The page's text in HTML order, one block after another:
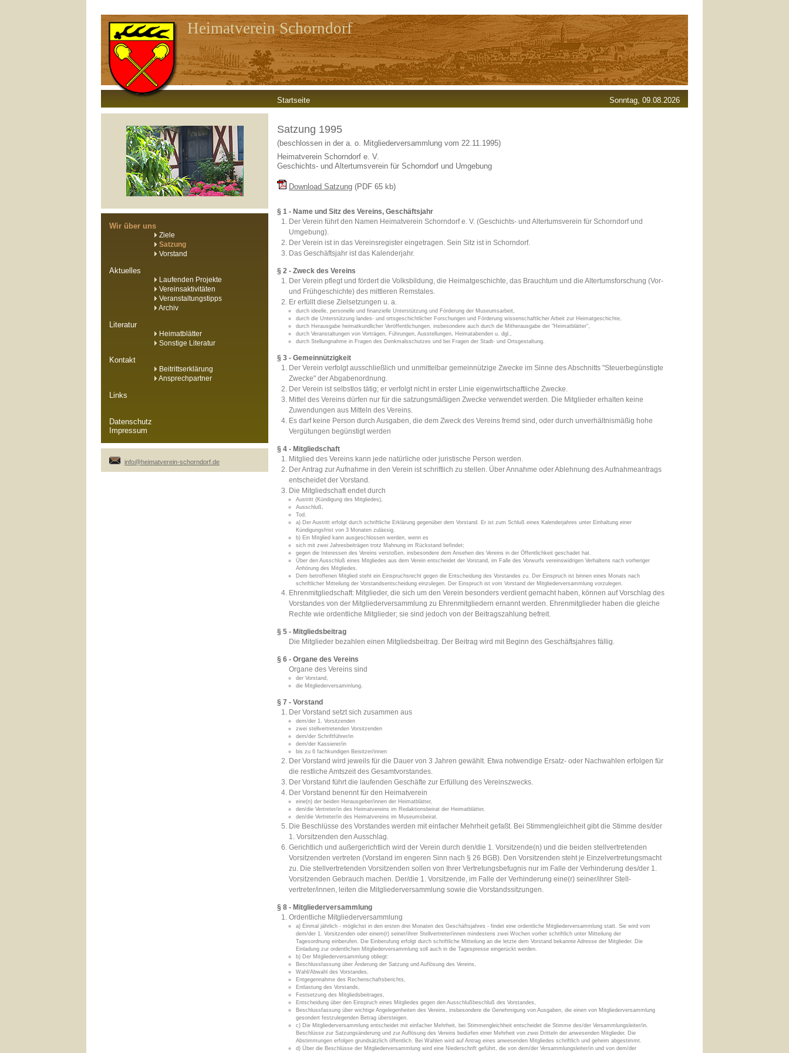
Heimatverein Schorndorf
Startseite Sonntag, 09.08.2026
Wir über uns
Ziele
Satzung
Vorstand
Aktuelles
Laufenden Projekte
Vereinsaktivitäten
Veranstaltungstipps
Archiv
Literatur
Heimatblätter
Sonstige Literatur
Kontakt
Beitrittserklärung
Ansprechpartner
Links
Datenschutz
Impressum
info@heimatverein-schorndorf.de
Satzung 1995
(beschlossen in der a. o. Mitgliederversammlung vom 22.11.1995)
Heimatverein Schorndorf e. V.
Geschichts- und Altertumsverein für Schorndorf und Umgebung
Download Satzung (PDF 65 kb)
§ 1 - Name und Sitz des Vereins, Geschäftsjahr
Der Verein führt den Namen Heimatverein Schorndorf e. V. (Geschichts- und Altertumsverein für Schorndorf und
Umgebung).
Der Verein ist in das Vereinsregister eingetragen. Sein Sitz ist in Schorndorf.
Das Geschäftsjahr ist das Kalenderjahr.
§ 2 - Zweck des Vereins
Der Verein pflegt und fördert die Volksbildung, die Heimatgeschichte, das Brauchtum und die Altertumsforschung (Vor-
und Frühgeschichte) des mittleren Remstales.
Er erfüllt diese Zielsetzungen u. a.
durch ideelle, personelle und finanzielle Unterstützung und Förderung der Museumsarbeit,
durch die Unterstützung landes- und ortsgeschichtlicher Forschungen und Förderung wissenschaftlicher Arbeit zur Heimatgeschichte,
durch Herausgabe heimatkundlicher Veröffentlichungen, insbesondere auch durch die Mitherausgabe der "Heimatblätter",
durch Veranstaltungen von Vorträgen, Führungen, Ausstellungen, Heimatabenden u. dgl.,
durch Stellungnahme in Fragen des Denkmalsschutzes und bei Fragen der Stadt- und Ortsgestaltung.
§ 3 - Gemeinnützigkeit
Der Verein verfolgt ausschließlich und unmittelbar gemeinnützige Zwecke im Sinne des Abschnitts "Steuerbegünstigte
Zwecke" der Abgabenordnung.
Der Verein ist selbstlos tätig; er verfolgt nicht in erster Linie eigenwirtschaftliche Zwecke.
Mittel des Vereins dürfen nur für die satzungsmäßigen Zwecke verwendet werden. Die Mitglieder erhalten keine
Zuwendungen aus Mitteln des Vereins.
Es darf keine Person durch Ausgaben, die dem Zweck des Vereins fremd sind, oder durch unverhältnismäßig hohe
Vergütungen begünstigt werden
§ 4 - Mitgliedschaft
Mitglied des Vereins kann jede natürliche oder juristische Person werden.
Der Antrag zur Aufnahme in den Verein ist schriftlich zu stellen. Über Annahme oder Ablehnung des Aufnahmeantrags
entscheidet der Vorstand.
Die Mitgliedschaft endet durch
Austritt (Kündigung des Mitgliedes),
Ausschluß,
Tod.
a) Der Austritt erfolgt durch schriftliche Erklärung gegenüber dem Vorstand. Er ist zum Schluß eines Kalenderjahres unter Einhaltung einer
Kündigungsfrist von 3 Monaten zulässig.
b) Ein Mitglied kann ausgeschlossen werden, wenn es
sich mit zwei Jahresbeiträgen trotz Mahnung im Rückstand befindet;
gegen die Interessen des Vereins verstoßen, insbesondere dem Ansehen des Vereins in der Öffentlichkeit geschadet hat.
Über den Ausschluß eines Mitgliedes aus dem Verein entscheidet der Vorstand, im Falle des Vorwurfs vereinswidrigen Verhaltens nach vorheriger
Anhörung des Mitgliedes.
Dem betroffenen Mitglied steht ein Einspruchsrecht gegen die Entscheidung des Vorstandes zu. Der Einspruch ist binnen eines Monats nach
schriftlicher Mitteilung der Vorstandsentscheidung einzulegen. Der Einspruch ist vom Vorstand der Mitgliederversammlung vorzulegen.
Ehrenmitgliedschaft: Mitglieder, die sich um den Verein besonders verdient gemacht haben, können auf Vorschlag des
Vorstandes von der Mitgliederversammlung zu Ehrenmitgliedern ernannt werden. Ehrenmitglieder haben die gleiche
Rechte wie ordentliche Mitglieder; sie sind jedoch von der Beitragszahlung befreit.
§ 5 - Mitgliedsbeitrag
Die Mitglieder bezahlen einen Mitgliedsbeitrag. Der Beitrag wird mit Beginn des Geschäftsjahres fällig.
§ 6 - Organe des Vereins
Organe des Vereins sind
der Vorstand,
die Mitgliederversammlung.
§ 7 - Vorstand
Der Vorstand setzt sich zusammen aus
dem/der 1. Vorsitzenden
zwei stellvertretenden Vorsitzenden
dem/der Schriftführer/in
dem/der Kassierer/in
bis zu 6 fachkundigen Beisitzer/innen
Der Vorstand wird jeweils für die Dauer von 3 Jahren gewählt. Etwa notwendige Ersatz- oder Nachwahlen erfolgen für
die restliche Amtszeit des Gesamtvorstandes.
Der Vorstand führt die laufenden Geschäfte zur Erfüllung des Vereinszwecks.
Der Vorstand benennt für den Heimatverein
eine(n) der beiden Herausgeber/innen der Heimatblätter,
den/die Vertreter/in des Heimatvereins im Redaktionsbeirat der Heimatblätter,
den/die Vertreter/in des Heimatvereins im Museumsbeirat.
Die Beschlüsse des Vorstandes werden mit einfacher Mehrheit gefaßt. Bei Stimmengleichheit gibt die Stimme des/der
1. Vorsitzenden den Ausschlag.
Gerichtlich und außergerichtlich wird der Verein durch den/die 1. Vorsitzende(n) und die beiden stellvertretenden
Vorsitzenden vertreten (Vorstand im engeren Sinn nach § 26 BGB). Den Vorsitzenden steht je Einzelvertretungsmacht
zu. Die stellvertretenden Vorsitzenden sollen von Ihrer Vertretungsbefugnis nur im Falle der Verhinderung des/der 1.
Vorsitzenden Gebrauch machen. Der/die 1. Vorsitzende, im Falle der Verhinderung eine(r) seiner/ihrer Stell-
vertreter/innen, leiten die Mitgliederversammlung sowie die Vorstandssitzungen.
§ 8 - Mitgliederversammlung
Ordentliche Mitgliederversammlung
a) Einmal jährlich - möglichst in den ersten drei Monaten des Geschäftsjahres - findet eine ordentliche Mitgliederversammlung statt. Sie wird vom
dem/der 1. Vorsitzenden oder einem(r) seiner/ihrer Stellvertreter/innen mindestens zwei Wochen vorher schriftlich unter Mitteilung der
Tagesordnung einberufen. Die Einberufung erfolgt durch schriftliche Mitteilung an die letzte dem Vorstand bekannte Adresse der Mitglieder. Die
Einladung zur ordentlichen Mitgliederversammlung soll auch in die Tagespresse eingerückt werden.
b) Der Mitgliederversammlung obliegt:
Beschlussfassung über Änderung der Satzung und Auflösung des Vereins,
Wahl/Abwahl des Vorstandes,
Entgegennahme des Rechenschaftsberichts,
Entlastung des Vorstands,
Festsetzung des Mitgliedsbeitrages,
Entscheidung über den Einspruch eines Mitgliedes gegen den Ausschlußbeschluß des Vorstandes,
Beschlussfassung über wichtige Angelegenheiten des Vereins, insbesondere die Genehmigung von Ausgaben, die einen von Mitgliederversammlung
gesondert festzulegenden Betrag übersteigen.
c) Die Mitgliederversammlung entscheidet mit einfacher Mehrheit, bei Stimmengleichheit entscheidet die Stimme des/der Versammlungsleiter/in.
Beschlüsse zur Satzungsänderung und zur Auflösung des Vereins bedürfen einer Mehrheit von zwei Dritteln der anwesenden Mitglieder. Die
Abstimmungen erfolgen grundsätzlich öffentlich. Bei Wahlen wird auf Antrag eines anwesenden Mitgliedes schriftlich und geheim abgestimmt.
d) Über die Beschlüsse der Mitgliederversammlung wird eine Niederschrift geführt, die von dem/der Versammlungsleiter/in und von dem/der